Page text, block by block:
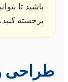
باشید تا
برجسته کنید.
طراحی